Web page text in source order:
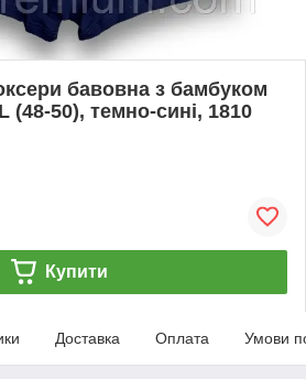
бавовна з бамбуком
(48-50), темно-сині, 1810
Купити
Доставка Оплата Умови